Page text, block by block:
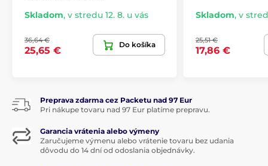
Skladom, v stredu 12. 8. u vás
36,64 €
25,65 €
Do košíka
Skladom, v
25,51 €
17,86 €
Preprava zdarma cez Packetu nad 97 Eur
Pri nákupe tovaru nad 97 Eur platíme prepravu.
Garancia vrátenia alebo výmeny
Zaručujeme výmenu alebo vrátenie tovaru bez udania
dôvodu do 14 dní od odoslania objednávky.